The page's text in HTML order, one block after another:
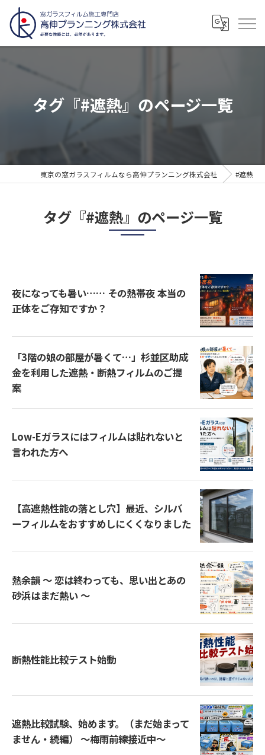
タグ『#遮熱』のページ一覧
東京の窓ガラスフィルムなら高伸プランニング株式会社 #遮熱
タグ『#遮熱』のページ一覧
夜になっても暑い…… その熱帯夜 本当の
正体をご存知ですか？
「3階の娘の部屋が暑くて…」杉並区助成
金を利用した遮熱・断熱フィルムのご提
案
Low-Eガラスにはフィルムは貼れないと
言われた方へ
【高遮熱性能の落とし穴】最近、シルバ
ーフィルムをおすすめしにくくなりました
熱余韻 ～ 恋は終わっても、思い出とあの
砂浜はまだ熱い ～
断熱性能比較テスト始動
遮熱比較試験、始めます。（まだ始まって
ません・続編） ～梅雨前線接近中～